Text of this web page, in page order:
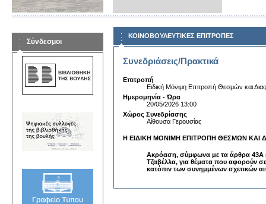
Σύνδεσμοι
ΚΟΙΝΟΒΟΥΛΕΥΤΙΚΕΣ ΕΠΙΤΡΟΠΕΣ
Συνεδριάσεις/Πρακτικά
Επιτροπή
Ειδική Μόνιμη Επιτροπή Θεσμών και
Ημερομηνία - Ώρα
20/05/2026 13:00
Χώρος Συνεδρίασης
Αίθουσα Γερουσίας
Η ΕΙΔΙΚΗ ΜΟΝΙΜΗ ΕΠΙΤΡΟΠΗ ΘΕΣΜΩΝ ΚΑΙ
Ακρόαση, σύμφωνα με τα άρθρα 43Α
Τζαβέλλα, για θέματα που αφορούν
κατόπιν των συνημμένων σχετικών